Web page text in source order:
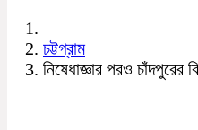
চট্টগ্রাম
নিষেধাজ্ঞার পরও চাঁদপুরের